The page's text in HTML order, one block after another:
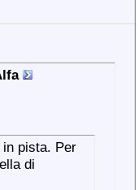
pista. Per
di